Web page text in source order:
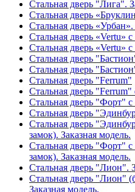
Стальная дверь "Лига".
Стальная дверь
Стальная дверь «Урбан».
Стальная дверь «Vertu»
Стальная дверь «Vertu»
Стальная дверь
Стальная дверь
Стальная дверь "Ferrum"
Стальная дверь "Ferrum"
Стальная дверь "Форт" с
Стальная дверь
Стальная дверь
замок). Заказная модель.
Стальная дверь "Форт"
замок). Заказная модель.
Стальная дверь "Лион".
Стальная дверь "Лион"
Заказная модель.